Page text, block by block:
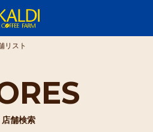
店舗検索
リスト